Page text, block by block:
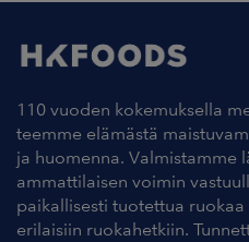
110 vuoden kokemuksella
teemme elämästä
ja huomenna. Valmistamme
ammattilaisen voimin
paikallisesti tuotettua
erilaisiin ruokahetkiin.